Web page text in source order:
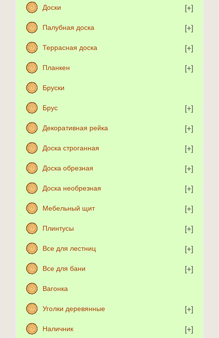
Доски
Палубная доска
Террасная доска
Планкен
Бруски
Брус
Декоративная рейка
Доска строганная
Доска обрезная
Доска необрезная
Мебельный щит
Плинтусы
Все для лестниц
Все для бани
Вагонка
Уголки деревянные
Наличник